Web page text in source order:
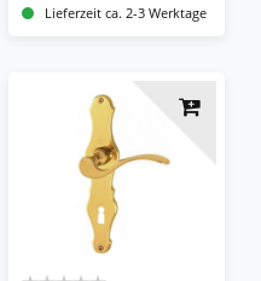
Lieferzeit ca. 2-3 Werktage